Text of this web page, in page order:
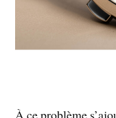
À ce problème